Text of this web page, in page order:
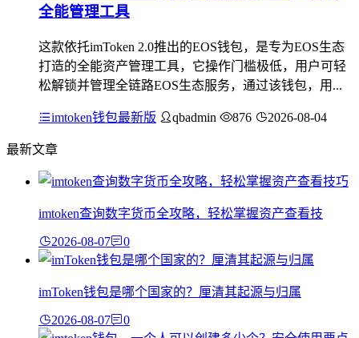
全能管理工具
这款依托imToken 2.0推出的EOS钱包，是专为EOS生态
打造的全能资产管理工具，它操作门槛极低，用户可轻
松解锁并管理全链路EOS生态服务，通过该钱包，用...
imtoken钱包最新版 qbadmin 876 2026-08-04
最新文章
imtoken查询数字货币全攻略，轻松掌握资产查看技
2026-08-07 0
imToken钱包是哪个国家的？厘清其起源与归属
2026-08-07 0